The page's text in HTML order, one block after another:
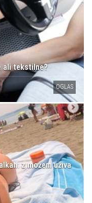
ali tekstilne?
OGLAS
z možem uživa